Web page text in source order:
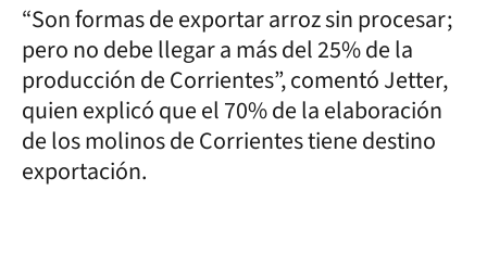
“Son formas de exportar arroz sin procesar;
pero no debe llegar a más del 25% de la
producción de Corrientes”, comentó Jetter,
quien explicó que el 70% de la elaboración
de los molinos de Corrientes tiene destino
exportación.